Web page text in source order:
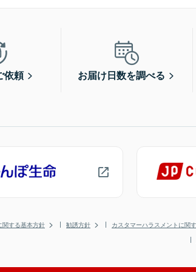
依頼 お届け日数を調べる
関する基本方針 勧誘方針 カスタマーハラスメントに関